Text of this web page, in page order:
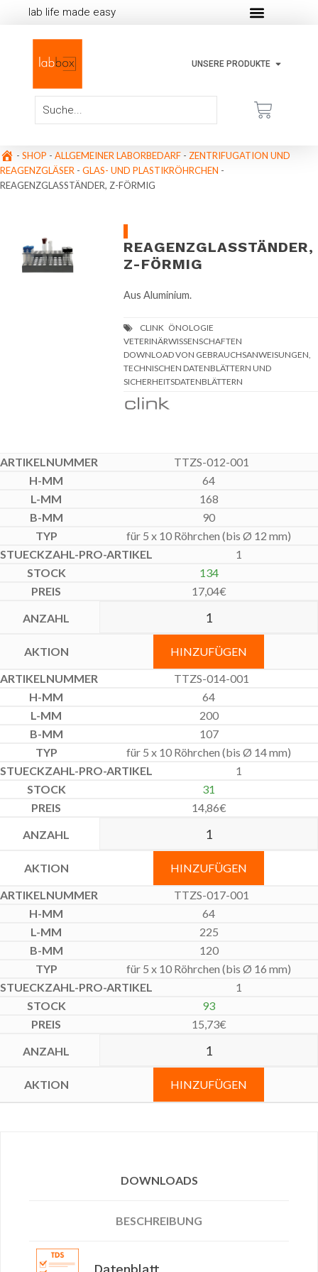
lab life made easy
UNSERE PRODUKTE
- SHOP - ALLGEMEINER LABORBEDARF - ZENTRIFUGATION UND
REAGENZGLÄSER - GLAS- UND PLASTIKRÖHRCHEN -
REAGENZGLASSTÄNDER, Z-FÖRMIG
REAGENZGLASSTÄNDER,
Z-FÖRMIG
Aus Aluminium.
DOWNLOAD VON GEBRAUCHSANWEISUNGEN,
TECHNISCHEN DATENBLÄTTERN UND
SICHERHEITSDATENBLÄTTERN
TTZS-012-001
64
168
90
für 5 x 10 Röhrchen (bis Ø 12 mm)
1
134
17,04€
HINZUFÜGEN
TTZS-014-001
64
200
107
für 5 x 10 Röhrchen (bis Ø 14 mm)
1
31
14,86€
HINZUFÜGEN
TTZS-017-001
64
225
120
für 5 x 10 Röhrchen (bis Ø 16 mm)
1
93
15,73€
HINZUFÜGEN
DOWNLOADS
BESCHREIBUNG
Datenblatt